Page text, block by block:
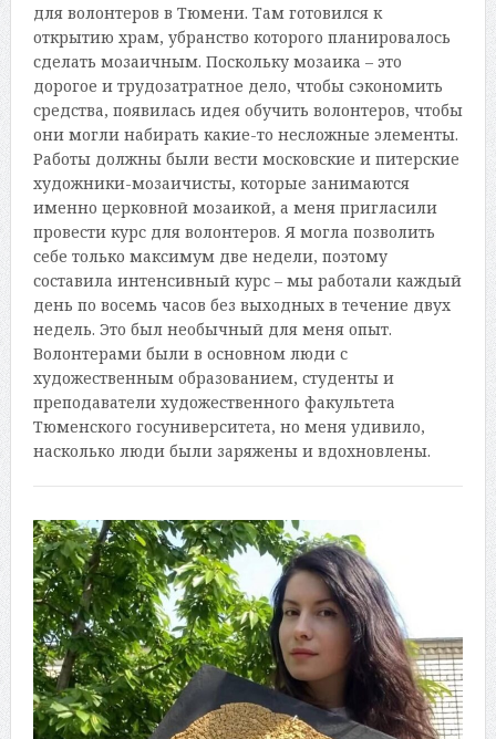
для волонтеров в Тюмени. Там готовился к
открытию храм, убранство которого планировалось
сделать мозаичным. Поскольку мозаика – это
дорогое и трудозатратное дело, чтобы сэкономить
средства, появилась идея обучить волонтеров, чтобы
они могли набирать какие-то несложные элементы.
Работы должны были вести московские и питерские
художники-мозаичисты, которые занимаются
именно церковной мозаикой, а меня пригласили
провести курс для волонтеров. Я могла позволить
себе только максимум две недели, поэтому
составила интенсивный курс – мы работали каждый
день по восемь часов без выходных в течение двух
недель. Это был необычный для меня опыт.
Волонтерами были в основном люди с
художественным образованием, студенты и
преподаватели художественного факультета
Тюменского госуниверситета, но меня удивило,
насколько люди были заряжены и вдохновлены.